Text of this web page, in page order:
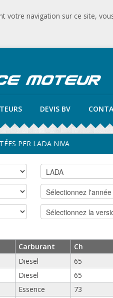
votre navigation sur ce site,
DEVIS BV
PER LADA NIVA
Carburant Ch
Diesel 65
Diesel 65
Essence 73